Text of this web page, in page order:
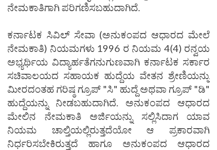
ನೇಮಕಾತಿಗಾಗಿ ಪರಿಗಣಿಸಬಹುದಾಗಿದೆ.
ಕರ್ನಾಟಕ ಸಿವಿಲ್ ಸೇವಾ (ಅನುಕಂಪದ ಆಧಾರದ ಮೇಲೆ
ನೇಮಕಾತಿ) ನಿಯಮಗಳು 1996 ರ ನಿಯಮ 4(4) ರನ್ವಯ
ಅಭ್ಯರ್ಥಿಯ ವಿದ್ಯಾರ್ಹತೆಗನುಗುಣವಾಗಿ ಕರ್ನಾಟಕ ಸರ್ಕಾರ
ಸಚಿವಾಲಯದ ಸಹಾಯಕ ಹುದ್ದೆಯ ವೇತನ ಶ್ರೇಣಿಯನ್ನು
ಮೀರದಂತಹ ಗರಿಷ್ಠ ಗ್ರೂಪ್ "ಸಿ" ಹುದ್ದೆ ಅಥವಾ ಗ್ರೂಪ್ "ಡಿ"
ಹುದ್ದೆಯನ್ನು ನೀಡಬಹುದಾಗಿದೆ. ಅನುಕಂಪದ ಆಧಾರದ
ಮೇಲಿನ ನೇಮಕಾತಿ ಅರ್ಜಿಯನ್ನು ಸಲ್ಲಿಸಿದಾಗ ಯಾವ
ನಿಯಮ ಚಾಲ್ತಿಯಲ್ಲಿರುತ್ತದೆಯೋ ಆ ಪ್ರಕಾರವಾಗಿ
ನಿರ್ಧರಿಸಬೇಕಿರುತ್ತದೆ ಹಾಗೂ ಅನುಕಂಪದ ಆಧಾರದ